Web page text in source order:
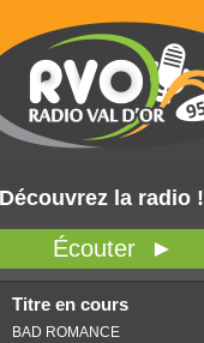
Découvrez la radio !
Écouter ►
Titre en cours
BAD ROMANCE